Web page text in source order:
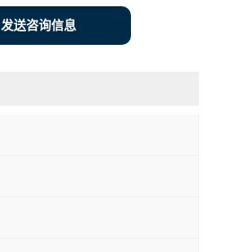
发送咨询信息